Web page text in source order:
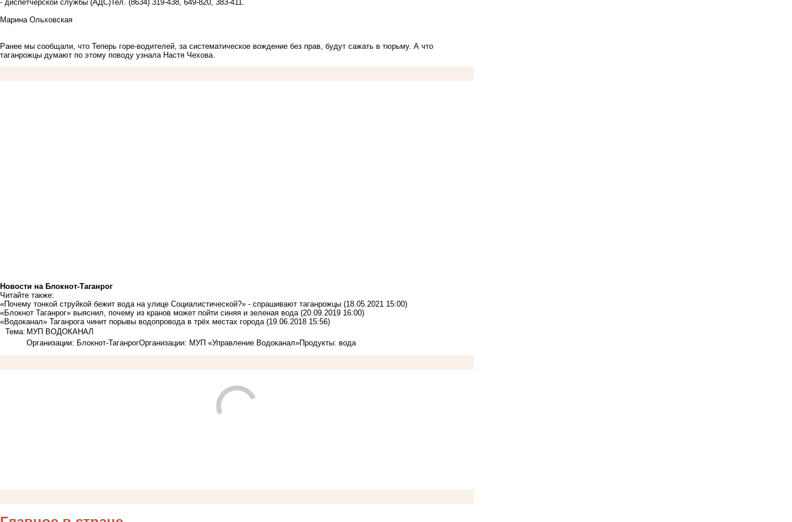
- диспетчерской службы (АДС)Тел. (8634) 319-438, 649-820, 383-411.
Марина Ольховская
Ранее мы сообщали, что Теперь горе-водителей, за систематическое вождение без прав, будут сажать в тюрьму. А что
таганрожцы думают по этому поводу узнала Настя Чехова.
Новости на Блoкнoт-Таганрог
Читайте также:
«Почему тонкой струйкой бежит вода на улице Социалистической?» - спрашивают таганрожцы (18.05.2021 15:00)
«Блокнот Таганрог» выяснил, почему из кранов может пойти синяя и зеленая вода (20.09.2019 16:00)
«Водоканал» Таганрога чинит порывы водопровода в трёх местах города (19.06.2018 15:56)
Тема: МУП ВОДОКАНАЛ
Организации: Блокнот-ТаганрогОрганизации: МУП «Управление Водоканал»Продукты: вода